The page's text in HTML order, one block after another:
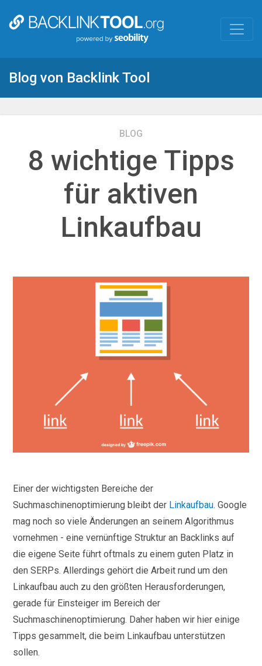
to
main
Blog von Backlink Tool
BLOG
8 wichtige Tipps
für aktiven
Linkaufbau
Einer der wichtigsten Bereiche der
Suchmaschinenoptimierung bleibt der Linkaufbau. Google
mag noch so viele Änderungen an seinem Algorithmus
vornehmen - eine vernünftige Struktur an Backlinks auf
die eigene Seite führt oftmals zu einem guten Platz in
den SERPs. Allerdings gehört die Arbeit rund um den
Linkaufbau auch zu den größten Herausforderungen,
gerade für Einsteiger im Bereich der
Suchmaschinenoptimierung. Daher haben wir hier einige
Tipps gesammelt, die beim Linkaufbau unterstützen
sollen.